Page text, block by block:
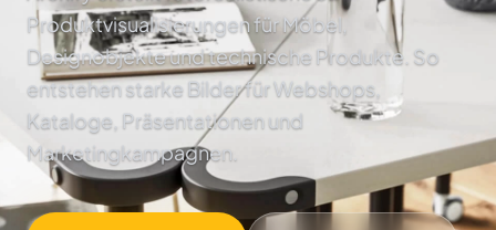
Produktvisualisierungen für Möbel,
Designobjekte und technische Produkte. So
entstehen starke Bilder für Webshops,
Kataloge, Präsentationen und
Marketingkampagnen.